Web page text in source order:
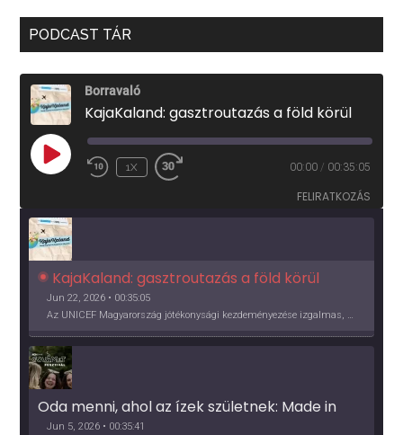
PODCAST TÁR
Borravaló
KajaKaland: gasztroutazás a föld körül
PLAY
EPISODE
1X 00:00 / 00:35:05
FELIRATKOZÁS
KajaKaland: gasztroutazás a föld körül
Jun 22, 2026 • 00:35:05
Az UNICEF Magyarország jótékonysági kezdeményezése izgalmas, egész éves világkörüli ízutazásra hív, igazi családi program és gasztroedukáció, illetve segítség a rászorulóknak is egyben.
Oda menni, ahol az ízek születnek: Made in
Vidék, Gourmet Fesztivál 2026
Jun 5, 2026 • 00:35:41